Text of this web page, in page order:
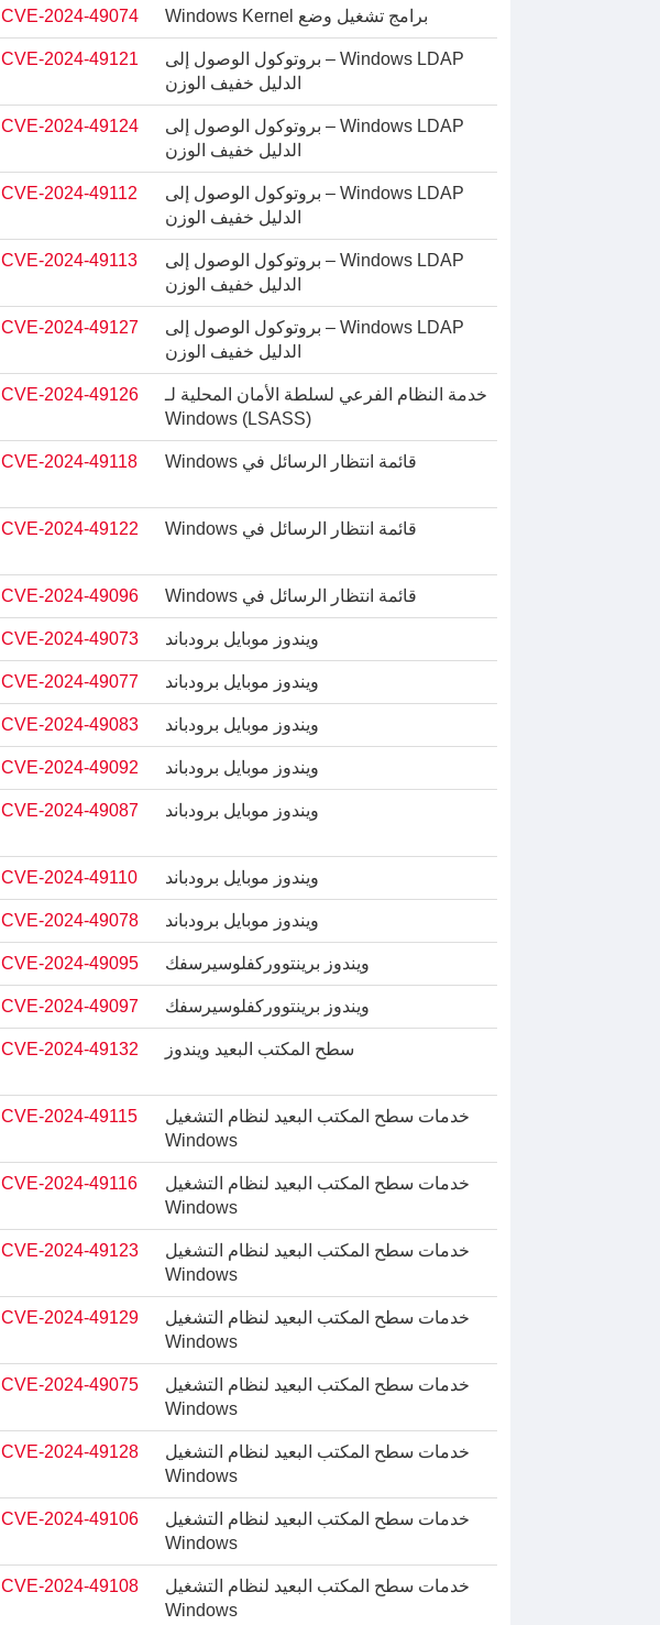
برامج تشغيل وضع Windows Kernel CVE-2024-49074
Windows LDAP – بروتوكول الوصول إلى
الدليل خفيف الوزن
CVE-2024-49121
Windows LDAP – بروتوكول الوصول إلى
الدليل خفيف الوزن
CVE-2024-49124
Windows LDAP – بروتوكول الوصول إلى
الدليل خفيف الوزن
CVE-2024-49112
Windows LDAP – بروتوكول الوصول إلى
الدليل خفيف الوزن
CVE-2024-49113
Windows LDAP – بروتوكول الوصول إلى
الدليل خفيف الوزن
CVE-2024-49127
خدمة النظام الفرعي لسلطة الأمان المحلية لـ
Windows (LSASS)
CVE-2024-49126
قائمة انتظار الرسائل في Windows CVE-2024-49118
قائمة انتظار الرسائل في Windows CVE-2024-49122
قائمة انتظار الرسائل في Windows CVE-2024-49096
ويندوز موبايل برودباند CVE-2024-49073
ويندوز موبايل برودباند CVE-2024-49077
ويندوز موبايل برودباند CVE-2024-49083
ويندوز موبايل برودباند CVE-2024-49092
ويندوز موبايل برودباند CVE-2024-49087
ويندوز موبايل برودباند CVE-2024-49110
ويندوز موبايل برودباند CVE-2024-49078
ويندوز برينتووركفلوسيرسفك CVE-2024-49095
ويندوز برينتووركفلوسيرسفك CVE-2024-49097
سطح المكتب البعيد ويندوز CVE-2024-49132
خدمات سطح المكتب البعيد لنظام التشغيل
Windows
CVE-2024-49115
خدمات سطح المكتب البعيد لنظام التشغيل
Windows
CVE-2024-49116
خدمات سطح المكتب البعيد لنظام التشغيل
Windows
CVE-2024-49123
خدمات سطح المكتب البعيد لنظام التشغيل
Windows
CVE-2024-49129
خدمات سطح المكتب البعيد لنظام التشغيل
Windows
CVE-2024-49075
خدمات سطح المكتب البعيد لنظام التشغيل
Windows
CVE-2024-49128
خدمات سطح المكتب البعيد لنظام التشغيل
Windows
CVE-2024-49106
خدمات سطح المكتب البعيد لنظام التشغيل
Windows
CVE-2024-49108